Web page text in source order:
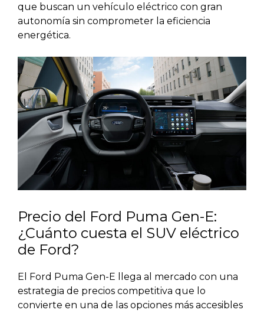
que buscan un vehículo eléctrico con gran
autonomía sin comprometer la eficiencia
energética.
Precio del Ford Puma Gen-E:
¿Cuánto cuesta el SUV eléctrico
de Ford?
El Ford Puma Gen-E llega al mercado con una
estrategia de precios competitiva que lo
convierte en una de las opciones más accesibles